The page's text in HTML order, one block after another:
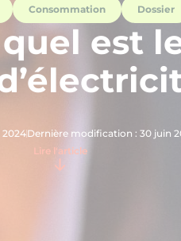
Consommation Dossier
est
2024Dernière modification : 30 juin
Lire l'article